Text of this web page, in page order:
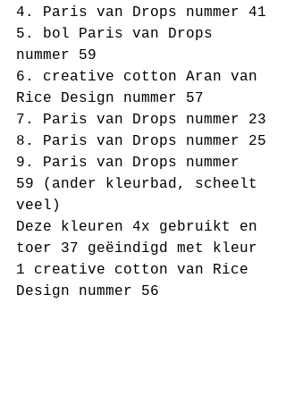
4. Paris van Drops nummer 41
5. bol Paris van Drops
nummer 59
6. creative cotton Aran van
Rice Design nummer 57
7. Paris van Drops nummer 23
8. Paris van Drops nummer 25
9. Paris van Drops nummer
59 (ander kleurbad, scheelt
veel)
Deze kleuren 4x gebruikt en
toer 37 geëindigd met kleur
1 creative cotton van Rice
Design nummer 56